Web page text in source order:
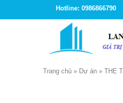
Hotline: 0986866790
Trang chủ » Dự án » THE